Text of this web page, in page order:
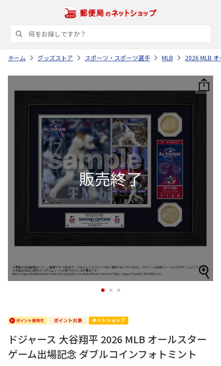
ホーム グッズストア スポーツ・スポーツ選手 MLB 2026 MLB
1 2 3
ドジャース 大谷翔平 2026 MLB オールスター
ゲーム出場記念 ダブルコインフォトミント